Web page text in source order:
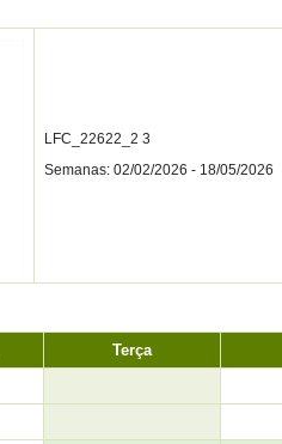
LFC_22622_2 3
Semanas: 02/02/2026 - 18/05/2026
Terça